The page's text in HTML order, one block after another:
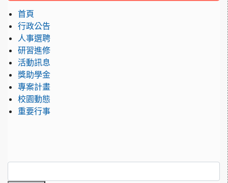
首頁
行政公告
人事選聘
研習進修
活動訊息
獎助學金
專案計畫
校園動態
重要行事